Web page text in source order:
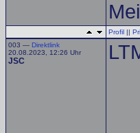
Profil ||
003 — Direktlink
20.08.2023, 12:26 Uhr
JSC